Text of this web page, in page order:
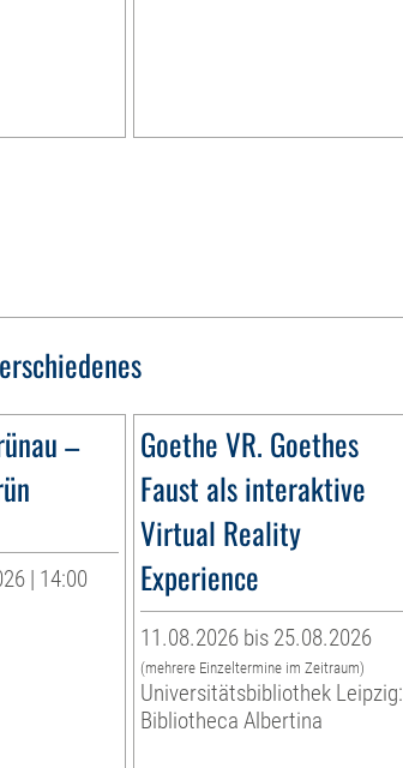
–
| 14:00
Goethe VR. Goethes
Faust als interaktive
Virtual Reality
Experience
11.08.2026 bis 25.08.2026
(mehrere Einzeltermine im Zeitraum)
Universitätsbibliothek Leipzig:
Bibliotheca Albertina